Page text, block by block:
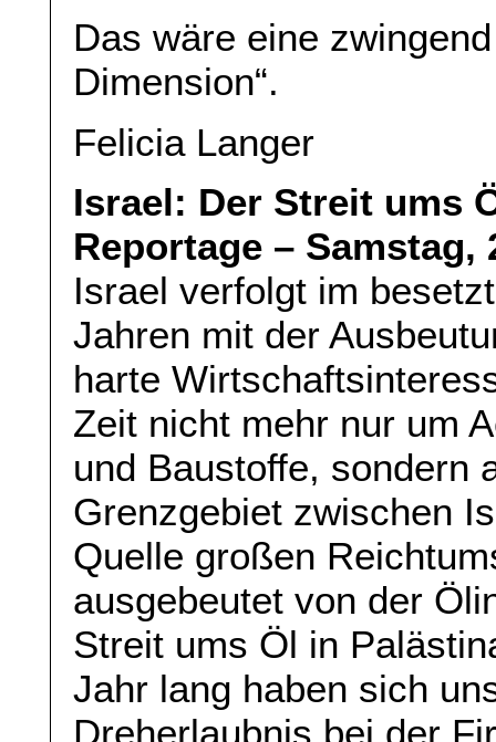
Das wäre eine
Dimension“.
Felicia Langer
Israel: Der Streit ums
Reportage – Samstag,
Israel verfolgt im
Jahren mit der
harte
Zeit nicht mehr nur um
und Baustoffe, sondern
Grenzgebiet zwischen
Quelle großen
ausgebeutet von der
Streit ums Öl in
Jahr lang haben sich
Dreherlaubnis bei der